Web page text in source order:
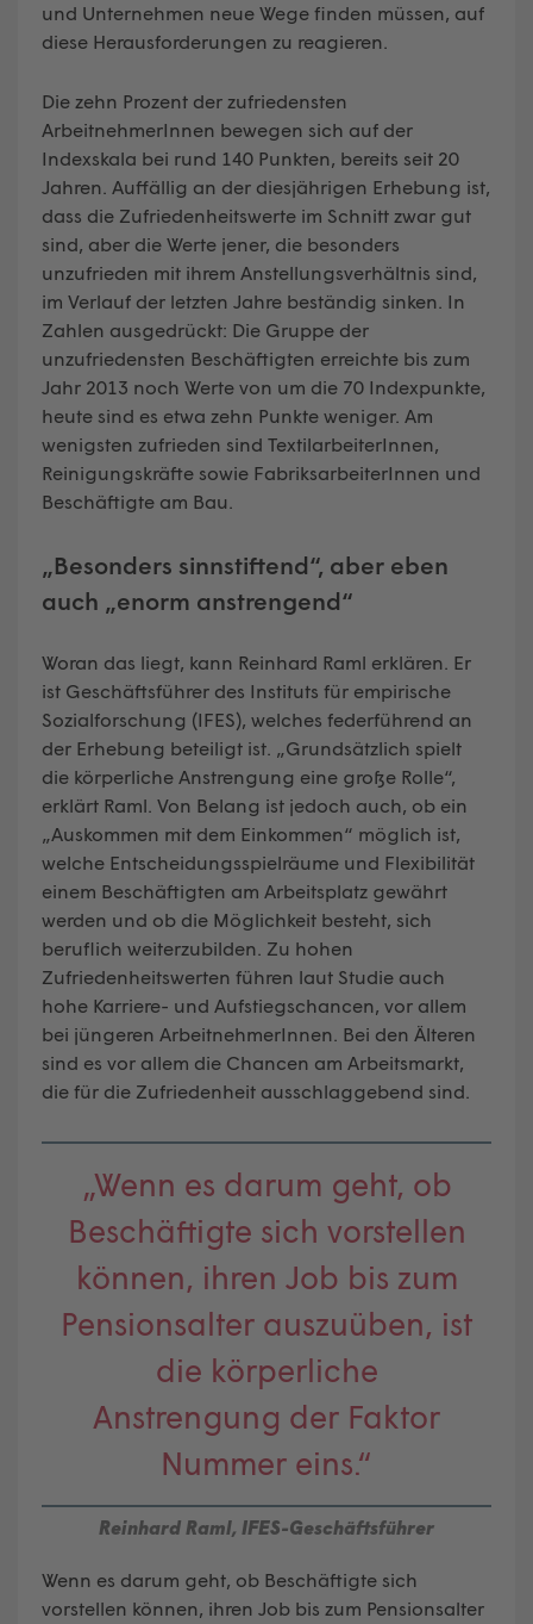
und Unternehmen neue Wege finden müssen, auf
diese Herausforderungen zu reagieren.
Die zehn Prozent der zufriedensten
ArbeitnehmerInnen bewegen sich auf der
Indexskala bei rund 140 Punkten, bereits seit 20
Jahren. Auffällig an der diesjährigen Erhebung ist,
dass die Zufriedenheitswerte im Schnitt zwar gut
sind, aber die Werte jener, die besonders
unzufrieden mit ihrem Anstellungsverhältnis sind,
im Verlauf der letzten Jahre beständig sinken. In
Zahlen ausgedrückt: Die Gruppe der
unzufriedensten Beschäftigten erreichte bis zum
Jahr 2013 noch Werte von um die 70 Indexpunkte,
heute sind es etwa zehn Punkte weniger. Am
wenigsten zufrieden sind TextilarbeiterInnen,
Reinigungskräfte sowie FabriksarbeiterInnen und
Beschäftigte am Bau.
„Besonders sinnstiftend“, aber eben
auch „enorm anstrengend“
Woran das liegt, kann Reinhard Raml erklären. Er
ist Geschäftsführer des Instituts für empirische
Sozialforschung (IFES), welches federführend an
der Erhebung beteiligt ist. „Grundsätzlich spielt
die körperliche Anstrengung eine große Rolle“,
erklärt Raml. Von Belang ist jedoch auch, ob ein
„Auskommen mit dem Einkommen“ möglich ist,
welche Entscheidungsspielräume und Flexibilität
einem Beschäftigten am Arbeitsplatz gewährt
werden und ob die Möglichkeit besteht, sich
beruflich weiterzubilden. Zu hohen
Zufriedenheitswerten führen laut Studie auch
hohe Karriere- und Aufstiegschancen, vor allem
bei jüngeren ArbeitnehmerInnen. Bei den Älteren
sind es vor allem die Chancen am Arbeitsmarkt,
die für die Zufriedenheit ausschlaggebend sind.
„Wenn es darum geht, ob
Beschäftigte sich vorstellen
können, ihren Job bis zum
Pensionsalter auszuüben, ist
die körperliche
Anstrengung der Faktor
Nummer eins.“
Reinhard Raml, IFES-Geschäftsführer
Wenn es darum geht, ob Beschäftigte sich
vorstellen können, ihren Job bis zum Pensionsalter